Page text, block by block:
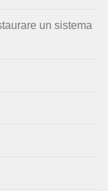
un sistema